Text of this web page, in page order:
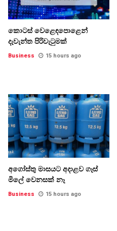
කොටස් වෙළෙඳපොළෙන්
දැවැන්ත පිරිවැටුමක්
Business 15 hours ago
අගෝස්තු මාසයට අදාළව ගෑස්
මිලේ වෙනසක් නෑ
Business 15 hours ago